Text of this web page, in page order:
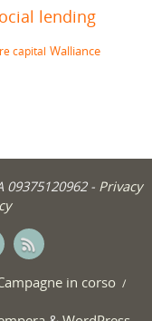
lending
capital Walliance
09375120962 - Privacy
in corso